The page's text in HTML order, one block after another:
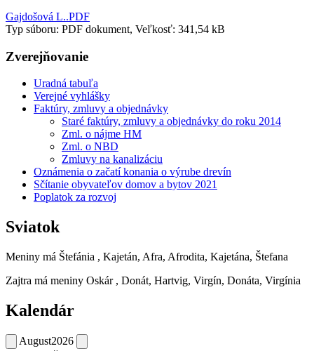
Gajdošová L..PDF
Typ súboru: PDF dokument, Veľkosť: 341,54 kB
Zverejňovanie
Uradná tabuľa
Verejné vyhlášky
Faktúry, zmluvy a objednávky
Staré faktúry, zmluvy a objednávky do roku 2014
Zml. o nájme HM
Zml. o NBD
Zmluvy na kanalizáciu
Oznámenia o začatí konania o výrube drevín
Sčítanie obyvateľov domov a bytov 2021
Poplatok za rozvoj
Sviatok
Meniny má Štefánia , Kajetán, Afra, Afrodita, Kajetána, Štefana
Zajtra má meniny Oskár , Donát, Hartvig, Virgín, Donáta, Virgínia
Kalendár
August2026